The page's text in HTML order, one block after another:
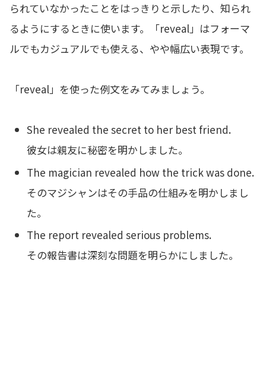
られていなかったことをはっきりと示したり、知られ
るようにするときに使います。「reveal」はフォーマ
ルでもカジュアルでも使える、やや幅広い表現です。
「reveal」を使った例文をみてみましょう。
She revealed the secret to her best friend.
彼女は親友に秘密を明かしました。
The magician revealed how the trick was done.
そのマジシャンはその手品の仕組みを明かしまし
た。
The report revealed serious problems.
その報告書は深刻な問題を明らかにしました。